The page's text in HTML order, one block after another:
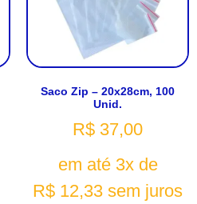
Saco Zip – 20x28cm, 100
Unid.
R$ 37,00
em até 3x de
R$ 12,33 sem juros